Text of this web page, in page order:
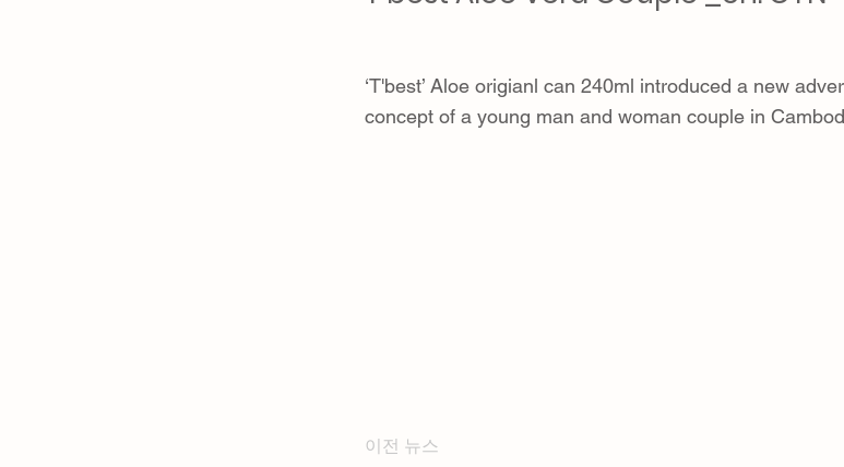
‘T'best’ Aloe origianl can 240ml introduced a new
concept of a young man and woman couple in
이전 뉴스